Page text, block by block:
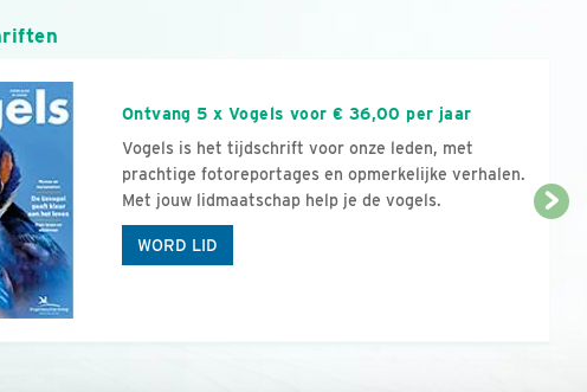
Ontvang 5 x Vogels voor € 36,00 per jaar
Vogels is het tijdschrift voor onze leden, met
prachtige fotoreportages en opmerkelijke verhalen.
Met jouw lidmaatschap help je de vogels.
WORD LID